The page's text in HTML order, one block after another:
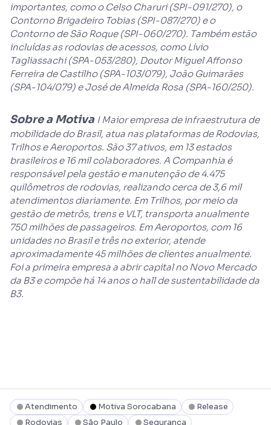
importantes, como o Celso Charuri (SPI-091/270), o
Contorno Brigadeiro Tobias (SPI-087/270) e o
Contorno de São Roque (SPI-060/270). Também estão
incluídas as rodovias de acessos, como Lívio
Tagliassachi (SPA-053/280), Doutor Miguel Affonso
Ferreira de Castilho (SPA-103/079), João Guimarães
(SPA-104/079) e José de Almeida Rosa (SPA-160/250).
Sobre a Motiva I Maior empresa de infraestrutura de
mobilidade do Brasil, atua nas plataformas de Rodovias,
Trilhos e Aeroportos. São 37 ativos, em 13 estados
brasileiros e 16 mil colaboradores. A Companhia é
responsável pela gestão e manutenção de 4.475
quilômetros de rodovias, realizando cerca de 3,6 mil
atendimentos diariamente. Em Trilhos, por meio da
gestão de metrôs, trens e VLT, transporta anualmente
750 milhões de passageiros. Em Aeroportos, com 16
unidades no Brasil e três no exterior, atende
aproximadamente 45 milhões de clientes anualmente.
Foi a primeira empresa a abrir capital no Novo Mercado
da B3 e compõe há 14 anos o hall de sustentabilidade da
B3.
Atendimento Motiva Sorocabana
Release
Rodovias
São Paulo Segurança